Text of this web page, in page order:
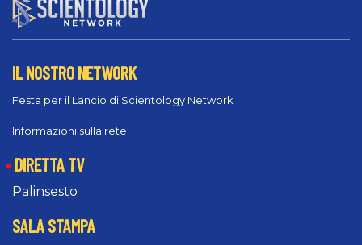
IL NOSTRO NETWORK
Festa per il Lancio di Scientology Network
Informazioni sulla rete
DIRETTA TV
Palinsesto
SALA STAMPA